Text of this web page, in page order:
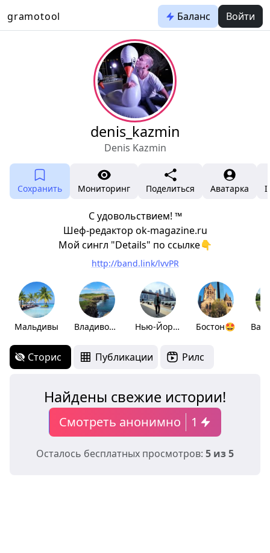
gramotool Баланс Войти
denis_kazmin
Denis Kazmin
Сохранить Мониторинг Поделиться Аватарка
С удовольствием! ™
Шеф-редактор ok-magazine.ru
Мой сингл "Details" по ссылке👇
http://band.link/lvvPR
Мальдивы Владивосток 2024 Нью-Йорк😍 Бостон🤩
Сторис Публикации Рилс
Найдены свежие истории!
Смотреть анонимно 1
Осталось бесплатных просмотров: 5 из 5